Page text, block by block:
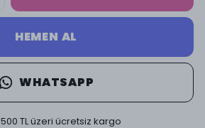
HEMEN AL
WHATSAPP
500 TL üzeri ücretsiz kargo